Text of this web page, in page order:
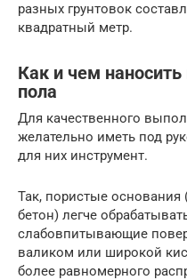
разных грунтовок
квадратный метр.
Как и чем наносить
пола
Для качественного
желательно иметь под
для них инструмент.
Так, пористые
бетон) легче
слабовпитывающие
валиком или широкой
более равномерного